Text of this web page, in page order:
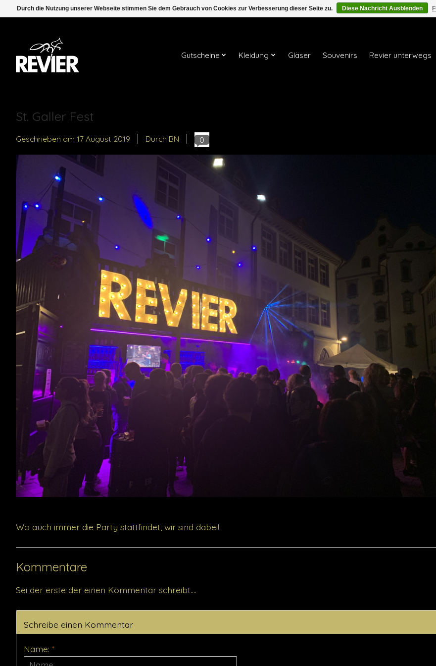
Gutscheine Kleidung Gläser Souvenirs Revier unterwegs
St. Galler Fest
Geschrieben am 17 August 2019 Durch BN 0
Wo auch immer die Party stattfindet, wir sind dabei!
Kommentare
Sei der erste der einen Kommentar schreibt....
Schreibe einen Kommentar
Name: *
Durch die Nutzung unserer Webseite stimmen Sie dem Gebrauch von Cookies zur Verbesserung dieser Seite zu. Diese Nachricht Ausblenden